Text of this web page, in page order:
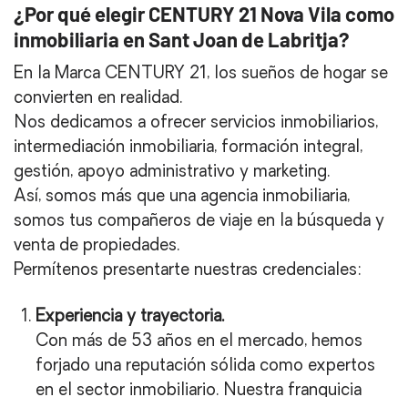
¿Por qué elegir CENTURY 21 Nova Vila como
inmobiliaria en Sant Joan de Labritja?
En la Marca CENTURY 21, los sueños de hogar se
convierten en realidad.
Nos dedicamos a ofrecer servicios inmobiliarios,
intermediación inmobiliaria, formación integral,
gestión, apoyo administrativo y marketing.
Así, somos más que una agencia inmobiliaria,
somos tus compañeros de viaje en la búsqueda y
venta de propiedades.
Permítenos presentarte nuestras credenciales:
Experiencia y trayectoria.
Con más de 53 años en el mercado, hemos
forjado una reputación sólida como expertos
en el sector inmobiliario. Nuestra franquicia